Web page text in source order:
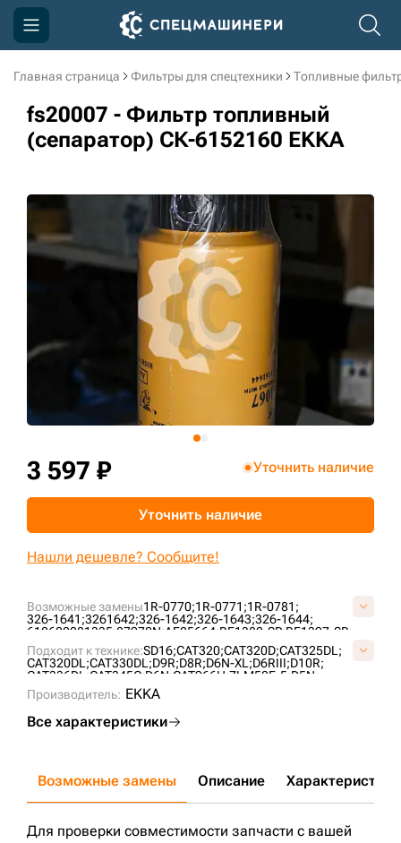
Главная страница Фильтры для спецтехники Топливные
fs20007 - Фильтр топливный
(сепаратор) СК-6152160 EKKA
Возможные замены1R-0770;1R-0771;1R-0781;
326-1641;3261642;326-1642;326-1643;326-1644;
612600081335;87970N;AF25664;BF1382-SP;BF1397-SP;
CA1127448;
CU29004;EK1067;FS19995;fs20007;
LAF8777; P228498;P550626;P550900;P614476;PA3822;
SC90014;SK3322;SN55437;SN55441;ST20770;ST22119;
Подходит к технике:SD16;CAT320;CAT320D;CAT325DL;
CAT320DL;CAT330DL;D9R;D8R;D6N-XL;D6RIII;D10R;
CAT336DL;CAT345C;D6N;CAT966H;ZLM50E-5;D5N;
ZL50CN;
CAT966G;
CAT938G-II;
Производитель: EKKA
Все характеристики
3 597 ₽ Уточнить наличие
Уточнить наличие
Нашли дешевле? Сообщите!
Возможные замены Описание Характеристики
Для проверки совместимости запчасти с вашей
Компания
Акции
Информация
Контакты
3D тур по производству
sksale@skdst.ru
+7 (499) 394-50-93